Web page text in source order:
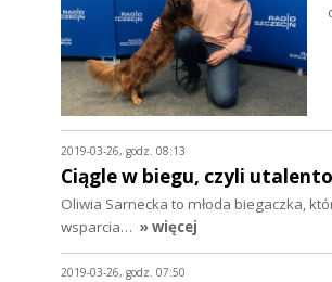
2019-03-26, godz. 08:13
Ciągle w biegu, czyli
Oliwia Sarnecka to młoda biegaczka,
wsparcia… » więcej
2019-03-26, godz. 07:50